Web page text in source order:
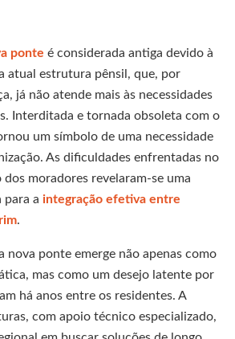
ponte é considerada antiga devido à
atual estrutura pênsil, que, por
já não atende mais às necessidades
Interditada e tornada obsoleta com o
um símbolo de uma necessidade
As dificuldades enfrentadas no
moradores revelaram-se uma
para a integração efetiva entre
.
nova ponte emerge não apenas como
mas como um desejo latente por
há anos entre os residentes. A
com apoio técnico especializado,